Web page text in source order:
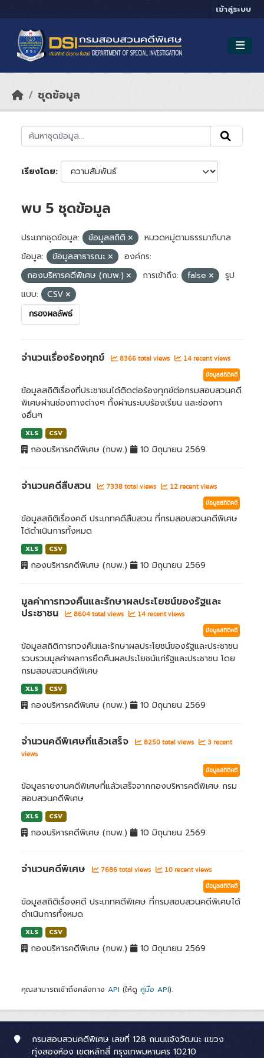
เข้าสู่ระบบ
ชุดข้อมูล
เรียงโดย
พบ 5 ชุดข้อมูล
ประเภทชุดข้อมูล: ข้อมูลสถิติ
หมวดหมู่ตามธรรมาภิบาล
ข้อมูล:
ข้อมูลสาธารณะ
องค์กร:
กองบริหารคดีพิเศษ (กบพ.)
การเข้าถึง: false
รูป
แบบ:
CSV
กรองผลลัพธ์
จำนวนเรื่องร้องทุกข์ 8366 total views 14 recent views
ข้อมูลสถิติคดี
ข้อมูลสถิติเรื่องที่ประชาชนได้ติดต่อร้องทุกข์ต่อกรมสอบสวนคดี
พิเศษผ่านช่องทางต่างๆ ทั้งผ่านระบบร้องเรียน และช่องทา
งอื่นๆ
XLS CSV
กองบริหารคดีพิเศษ (กบพ.) 10 มิถุนายน 2569
จำนวนคดีสืบสวน 7338 total views 12 recent views
ข้อมูลสถิติคดี
ข้อมูลสถิติเรื่องคดี ประเภทคดีสืบสวน ที่กรมสอบสวนคดีพิเศษ
ได้ดำเนินการทั้งหมด
XLS CSV
กองบริหารคดีพิเศษ (กบพ.) 10 มิถุนายน 2569
มูลค่าการทวงคืนและรักษาผลประโยชน์ของรัฐและ
ประชาชน
8604 total views 14 recent views
ข้อมูลสถิติคดี
ข้อมูลสถิติการทวงคืนและรักษาผลประโยชน์ของรัฐและประชาชน
รวบรวมมูลค่าผลการยึดคืนผลประโยชน์แก่รัฐและประชาชน โดย
กรมสอบสวนคดีพิเศษ
XLS CSV
กองบริหารคดีพิเศษ (กบพ.) 10 มิถุนายน 2569
จำนวนคดีพิเศษที่แล้วเสร็จ 8250 total views
3 recent
views
ข้อมูลสถิติคดี
ข้อมูลรายงานคดีพิเศษที่แล้วเสร็จจากกองบริหารคดีพิเศษ กรม
สอบสวนคดีพิเศษ
XLS CSV
กองบริหารคดีพิเศษ (กบพ.) 10 มิถุนายน 2569
จำนวนคดีพิเศษ 7686 total views 10 recent views
ข้อมูลสถิติคดี
ข้อมูลสถิติเรื่องคดี ประเภทคดีพิเศษ ที่กรมสอบสวนคดีพิเศษได้
ดำเนินการทั้งหมด
XLS CSV
กองบริหารคดีพิเศษ (กบพ.) 10 มิถุนายน 2569
คุณสามารถเข้าถึงคลังทาง API (ให้ดู คู่มือ API).
กรมสอบสวนคดีพิเศษ เลขที่ 128 ถนนแจ้งวัฒนะ แขวง
ทุ่งสองห้อง เขตหลักสี่ กรุงเทพมหานคร 10210